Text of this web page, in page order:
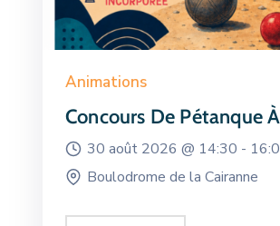
Animations
Concours De Pétanque
30 août 2026 @ 14:30 -
Boulodrome de la Cairanne